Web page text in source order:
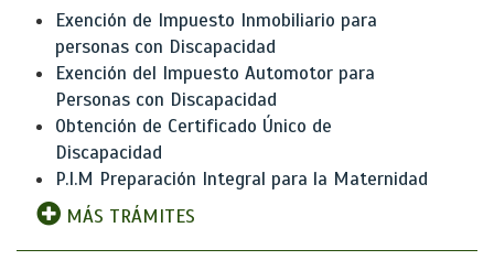
Exención de Impuesto Inmobiliario para
personas con Discapacidad
Exención del Impuesto Automotor para
Personas con Discapacidad
Obtención de Certificado Único de
Discapacidad
P.I.M Preparación Integral para la Maternidad
MÁS TRÁMITES